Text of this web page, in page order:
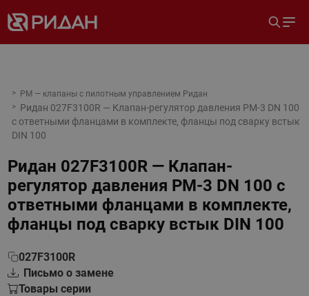
PM — клапаны с пилотным управлением Ридан
Ридан 027F3100R — Клапан-регулятор давления PM-3 DN 100
с ответными фланцами в комплекте, фланцы под сварку встык
DIN 100
Ридан 027F3100R — Клапан-
регулятор давления PM-3 DN 100 с
ответными фланцами в комплекте,
фланцы под сварку встык DIN 100
027F3100R
Письмо о замене
Товары серии